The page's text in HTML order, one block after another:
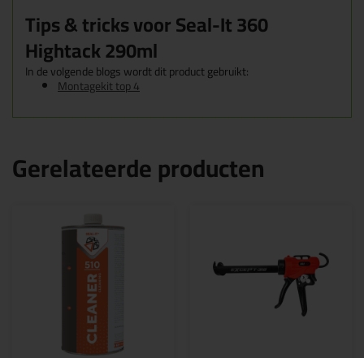
Tips & tricks voor Seal-It 360
Hightack 290ml
In de volgende blogs wordt dit product gebruikt:
Montagekit top 4
Gerelateerde producten